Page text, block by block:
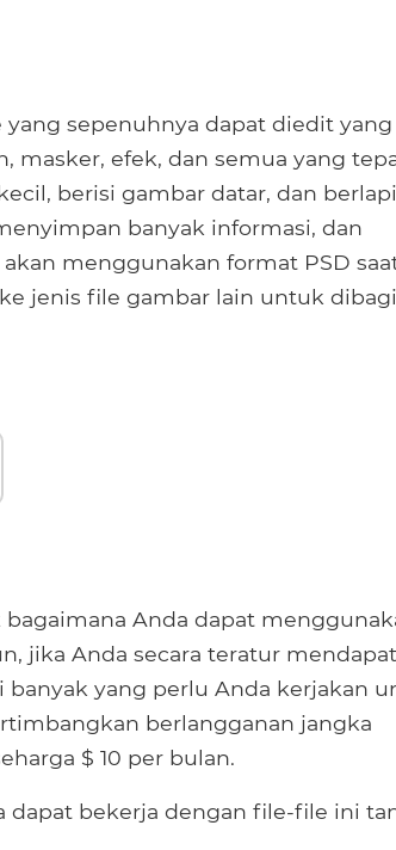
sepenuhnya dapat diedit yang
masker, efek, dan semua yang
berisi gambar datar, dan
banyak informasi, dan
menggunakan format PSD
jenis file gambar lain untuk
Anda dapat
jika Anda secara teratur
yang perlu Anda kerjakan
berlangganan jangka
$ 10 per bulan.
dapat bekerja dengan file-file ini